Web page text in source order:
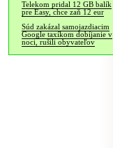
Telekom pridal 12 GB balík
pre Easy, chce zaň 12 eur
Súd zakázal samojazdiacim
Google taxíkom dobíjanie v
noci, rušili obyvateľov